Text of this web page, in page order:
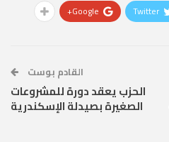
Twitter
Google+
القادم بوست
الحزب يعقد دورة للمشروعات
الصغيرة بصيدلة الإسكندرية